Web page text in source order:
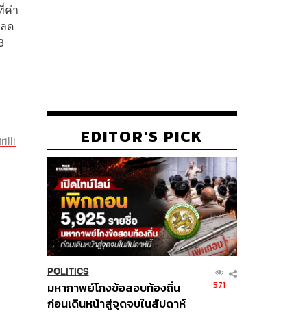
ค่า
ด
EDITOR'S PICK
POLITICS
มหากาพย์โกงข้อสอบท้องถิ่น
ก่อนเดินหน้าสู่จุดจบในสัปดาห์
571